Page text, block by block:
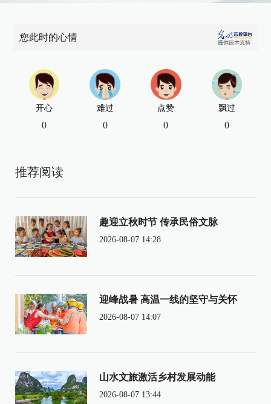
您此时的心情
开心
0
难过
0
点赞
0
飘过
0
推荐阅读
趣迎立秋时节 传承民俗文脉
2026-08-07 14:28
迎峰战暑 高温一线的坚守与关怀
2026-08-07 14:07
山水文旅激活乡村发展动能
2026-08-07 13:44